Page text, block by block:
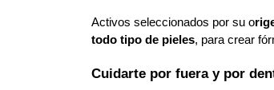
Activos seleccionados por su o
todo tipo de pieles, para crear
Cuidarte por fuera y por